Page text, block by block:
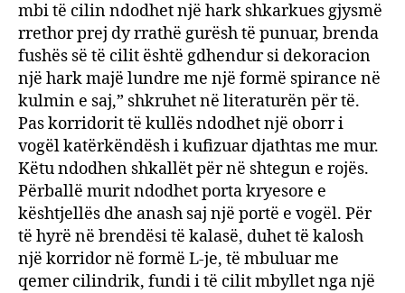
mbi të cilin ndodhet një hark shkarkues gjysmë
rrethor prej dy rrathë gurësh të punuar, brenda
fushës së të cilit është gdhendur si dekoracion
një hark majë lundre me një formë spirance në
kulmin e saj,” shkruhet në literaturën për të.
Pas korridorit të kullës ndodhet një oborr i
vogël katërkëndësh i kufizuar djathtas me mur.
Këtu ndodhen shkallët për në shtegun e rojës.
Përballë murit ndodhet porta kryesore e
kështjellës dhe anash saj një portë e vogël. Për
të hyrë në brendësi të kalasë, duhet të kalosh
një korridor në formë L-je, të mbuluar me
qemer cilindrik, fundi i të cilit mbyllet nga një